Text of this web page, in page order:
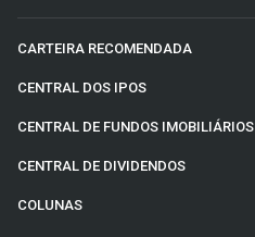
CARTEIRA RECOMENDADA
CENTRAL DOS IPOS
CENTRAL DE FUNDOS IMOBILIÁRIOS
CENTRAL DE DIVIDENDOS
COLUNAS